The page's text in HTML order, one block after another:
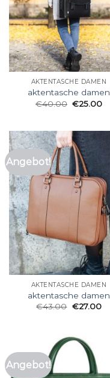
AKTENTASCHE DAMEN
aktentasche damen
€40.00 €25.00
Angebot!
AKTENTASCHE DAMEN
aktentasche damen
€43.00 €27.00
Angebot!